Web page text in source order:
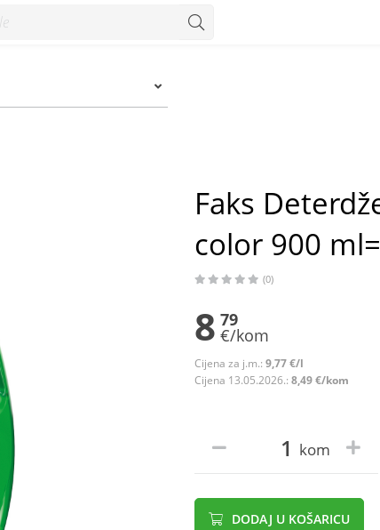
Faks
color 900
(0)
8 79
€/kom
Cijena za j.m.: 9,77 €/l
Cijena 13.05.2026.: 8,49 €/kom
kom
DODAJ U KOŠARICU